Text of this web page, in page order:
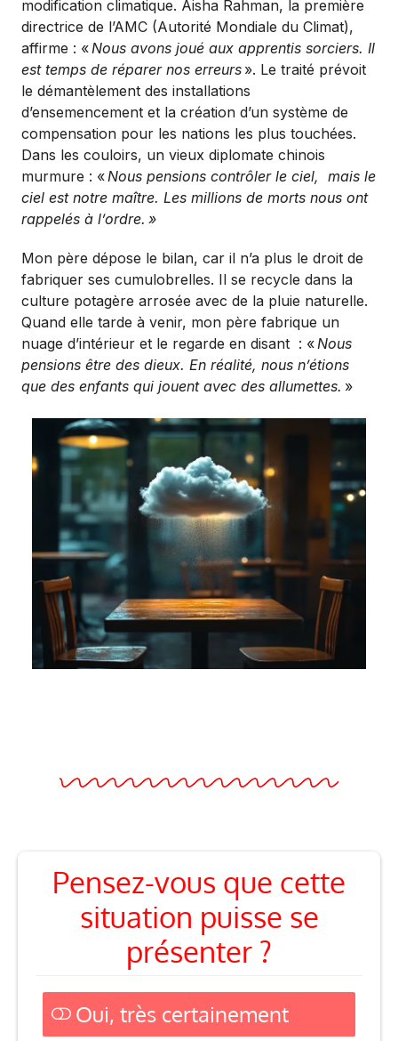
modification climatique. Aisha Rahman, la première
directrice de l’AMC (Autorité Mondiale du Climat),
affirme : « Nous avons joué aux apprentis sorciers. Il
est temps de réparer nos erreurs ». Le traité prévoit
le démantèlement des installations
d’ensemencement et la création d’un système de
compensation pour les nations les plus touchées.
Dans les couloirs, un vieux diplomate chinois
murmure : « Nous pensions contrôler le ciel,
mais le
ciel est notre maître. Les millions de morts nous ont
rappelés à l’ordre. »
Mon père dépose le bilan, car il n’a plus le droit de
fabriquer ses cumulobrelles. Il se recycle dans la
culture potagère arrosée avec de la pluie naturelle.
Quand elle tarde à venir, mon père fabrique un
nuage d’intérieur et le regarde en disant : « Nous
pensions être des dieux. En réalité, nous n’étions
que des enfants qui jouent avec des allumettes. »
Pensez-vous que cette
situation puisse se
présenter ?
Oui, très certainement
4 ( 33.33 % )